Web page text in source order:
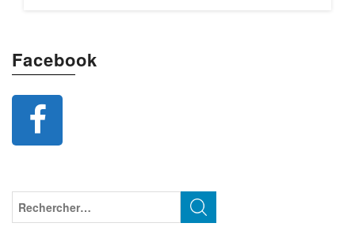
Facebook